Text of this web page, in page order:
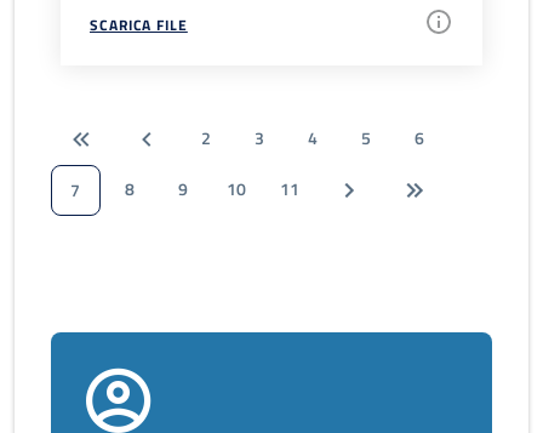
SCARICA FILE
2 3 4 5
6
7
8 9 10 11